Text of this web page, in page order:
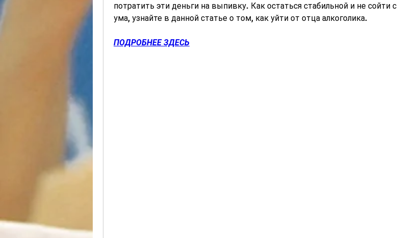
потратить эти деньги на выпивку. Как остаться стабильной и не сойти с
ума, узнайте в данной статье о том, как уйти от отца алкоголика.
ПОДРОБНЕЕ ЗДЕСЬ